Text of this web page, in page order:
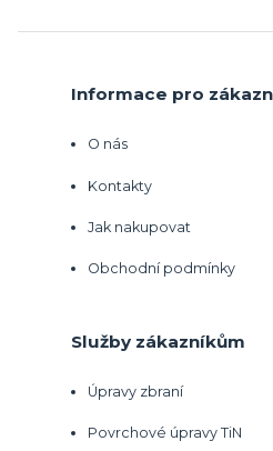
Informace pro
O nás
Kontakty
Jak nakupovat
Obchodní podmínky
Služby zákazníkům
Úpravy zbraní
Povrchové úpravy TiN